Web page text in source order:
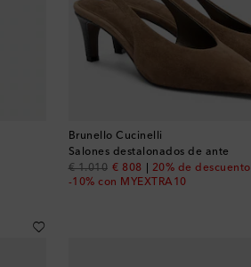
Brunello Cucinelli
Salones destalonados de ante
€ 1.010
original price
€ 808
discount price20% de descuento
-10% con MYEXTRA10